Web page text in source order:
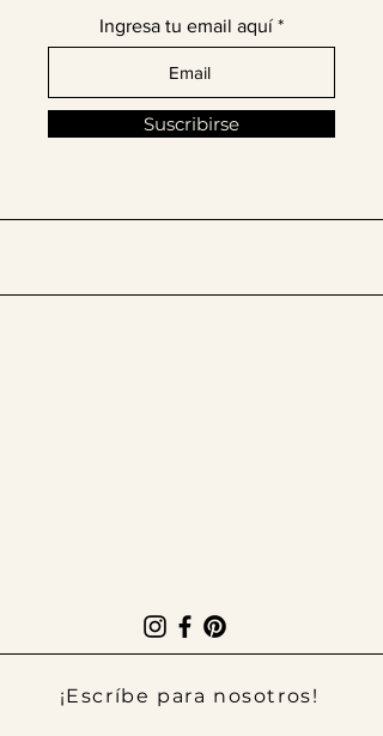
Ingresa tu email aquí
Suscribirse
¡Escríbe para nosotros!